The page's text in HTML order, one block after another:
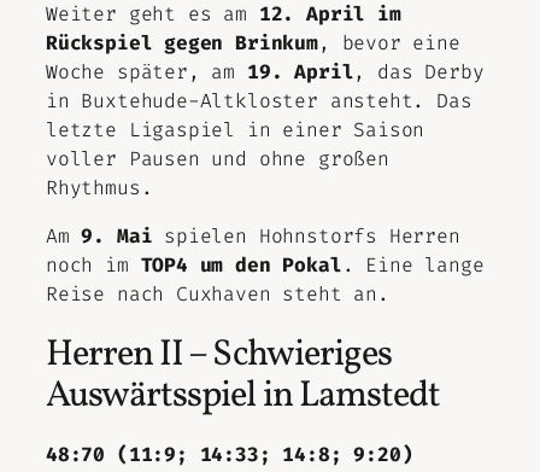
Weiter geht es am 12. April im
Rückspiel gegen Brinkum, bevor eine
Woche später, am 19. April, das Derby
in Buxtehude-Altkloster ansteht. Das
letzte Ligaspiel in einer Saison
voller Pausen und ohne großen
Rhythmus.
Am9. Mai spielen Hohnstorfs Herren
noch im TOP4 um den Pokal. Eine lange
Reise nach Cuxhaven steht an.
Herren II – Schwieriges
Auswärtsspiel in Lamstedt
48:70 (11:9; 14:33; 14:8; 9:20)